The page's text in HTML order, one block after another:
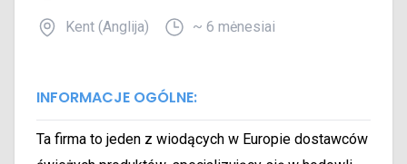
Kent (Anglija) ~ 6 mėnesiai
INFORMACJE OGÓLNE:
Ta firma to jeden z wiodących w Europie dostawców